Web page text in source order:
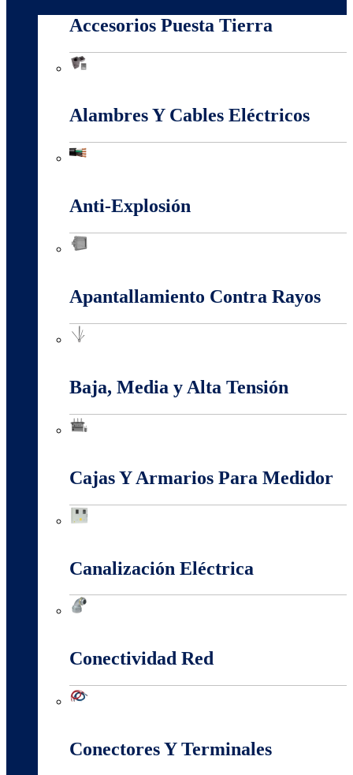
Accesorios Puesta Tierra
Alambres Y Cables Eléctricos
Anti-Explosión
Apantallamiento Contra Rayos
Baja, Media y Alta Tensión
Cajas Y Armarios Para Medidor
Canalización Eléctrica
Conectividad Red
Conectores Y Terminales